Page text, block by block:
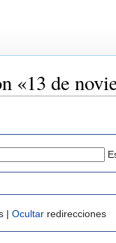
«13 de
| Ocultar redirecciones